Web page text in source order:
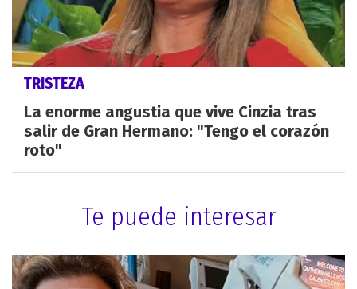
TRISTEZA
La enorme angustia que vive Cinzia tras
salir de Gran Hermano: "Tengo el corazón
roto"
Te puede interesar